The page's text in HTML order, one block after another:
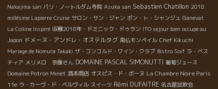
Nakajima san パリ・ノートルダム寺院 Asuka san Sebastien Chatillon 2018
millésime Lapierre Cruise サロン・サン・ジャン ポン・ト・シャンジュ Ganevat
La Colline Inspiré 収穫2018年・ドミニック・ドゥラン ITO sejour bien occupe au
Japon ドメーヌ・アンドレ・オステルタグ 南仏モンペイル Chef Kikuchi
Mariage de Nomura Takaki ザ・コンコルド・ワイン・クラブ Bistro Soif ラ・ベス
ティア メリメロ 宗像さん DOMAINE PASCAL SIMONUTTI 葡萄ジュース
Domaine Potron Minet 酒本商店 オスピス・ド・ボーヌ La Chambre Noire Paris
11e ラ・カーヴ・ド・ベルヴィル スイーツ Rémi DUFAITRE 名古屋試飲会